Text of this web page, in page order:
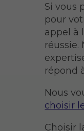
Si vous
pour
appel à
réussie.
répond
Nous
choisir
Choisir